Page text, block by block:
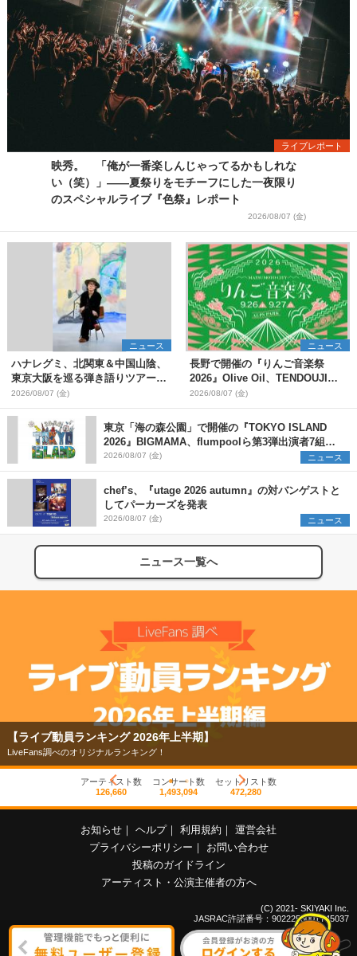
ライブレポート
映秀。 「俺が一番楽しんじゃってるかもしれな
い（笑）」――夏祭りをモチーフにした一夜限り
のスペシャルライブ『色祭』レポート
2026/08/07 (金)
ニュース
ハナレグミ、北関東＆中国山陰、
東京大阪を巡る弾き語りツアー10
月より開催決定
2026/08/07 (金)
ニュース
長野で開催の『りんご音楽祭
2026』Olive Oil、TENDOUJIら
第11弾出演アーティスト（16組）
を発表
2026/08/07 (金)
東京「海の森公園」で開催の『TOKYO ISLAND
2026』BIGMAMA、flumpoolら第3弾出演者7組を
発表 ワークショップ・アート出展者を募集
2026/08/07 (金) ニュース
chef’s、『utage 2026 autumn』の対バンゲストと
してパーカーズを発表
2026/08/07 (金) ニュース
ニュース一覧へ
【ライブ動員ランキング 2026年上半期】
LiveFans調べのオリジナルランキング！
アーティスト数
126,660
コンサート数
1,493,094
セットリスト数
472,280
お知らせ ｜ ヘルプ｜ 利用規約 ｜ 運営会社
プライバシーポリシー ｜
お問い合わせ
投稿のガイドライン
アーティスト・公演主催者の方へ
(C) 2021- SKIYAKI Inc.
JASRAC許諾番号：9022255001Y45037